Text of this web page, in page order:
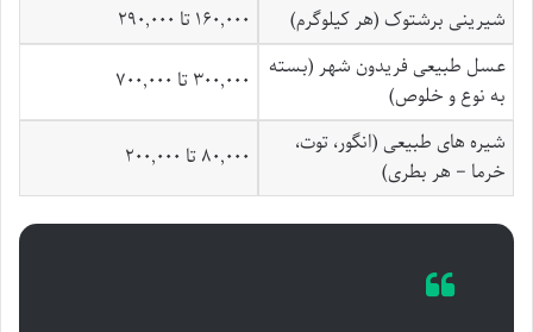
شیرینی برشتوک (هر کیلوگرم)
۱۶۰,۰۰۰ تا ۲۹۰,۰۰۰
عسل طبیعی فریدون شهر (بسته
به نوع و خلوص)
۳۰۰,۰۰۰ تا ۷۰۰,۰۰۰
شیره های طبیعی (انگور، توت،
خرما – هر بطری)
۸۰,۰۰۰ تا ۲۰۰,۰۰۰